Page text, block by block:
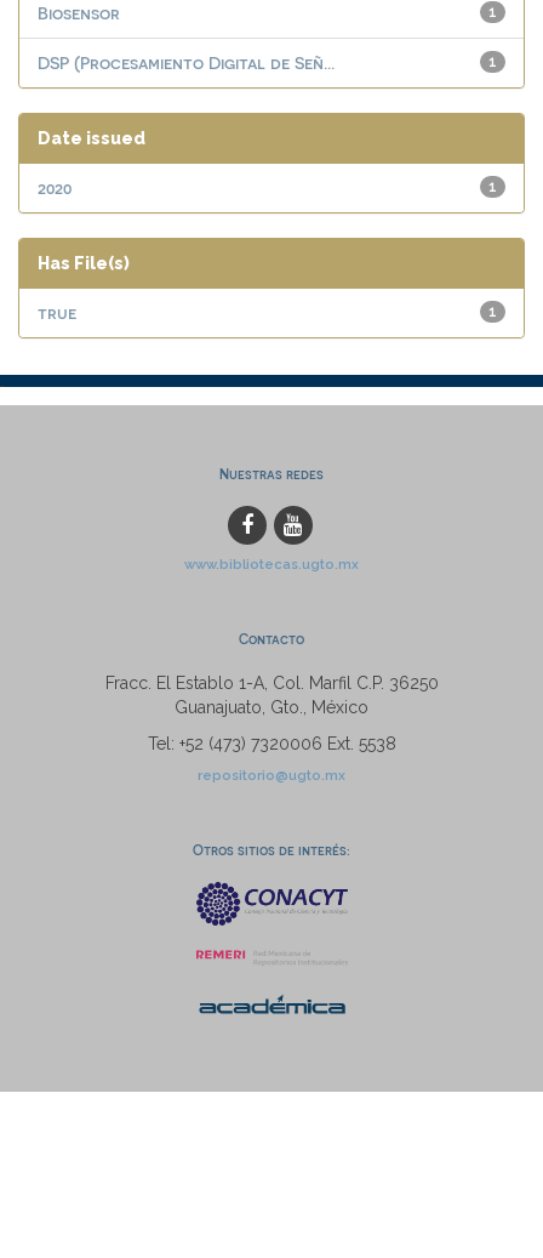
1
Biosensor
1
DSP (Procesamiento Digital de Señ...
Date issued
1
2020
Has File(s)
1
true
Nuestras redes
www.bibliotecas.ugto.mx
Contacto
Fracc. El Establo 1-A, Col. Marfil C.P. 36250
Guanajuato, Gto., México
Tel: +52 (473) 7320006 Ext. 5538
repositorio@ugto.mx
Otros sitios de interés: